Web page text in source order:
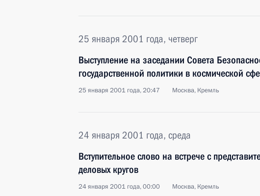
25 января 2001 года, четверг
Выступление на заседании Совета
государственной политики в космической
25 января 2001 года, 20:47 Москва, Кремль
24 января 2001 года, среда
Вступительное слово на встрече с
деловых кругов
24 января 2001 года, 00:00 Москва, Кремль